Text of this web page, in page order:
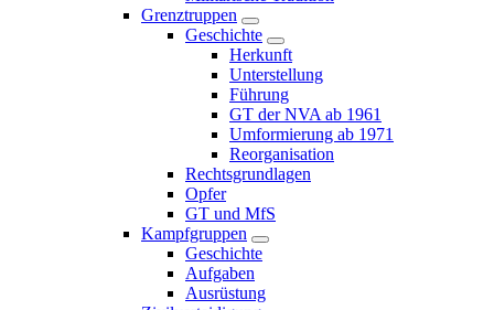
Grenztruppen
Geschichte
Herkunft
Unterstellung
Führung
GT der NVA ab 1961
Umformierung ab 1971
Reorganisation
Rechtsgrundlagen
Opfer
GT und MfS
Kampfgruppen
Geschichte
Aufgaben
Ausrüstung